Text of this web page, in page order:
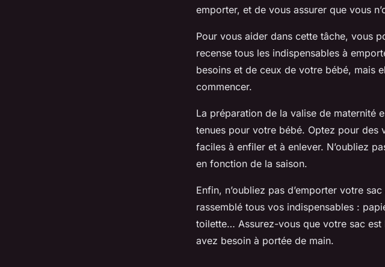
emporter, et de vous assurer que vous
Pour vous aider dans cette tâche, vous
recense tous les indispensables à
besoins et de ceux de votre bébé, mais
commencer.
La préparation de la valise de maternité
tenues pour votre bébé. Optez pour des
faciles à enfiler et à enlever. N’oubliez
en fonction de la saison.
Enfin, n’oubliez pas d’emporter votre
rassemblé tous vos indispensables :
toilette… Assurez-vous que votre sac
avez besoin à portée de main.